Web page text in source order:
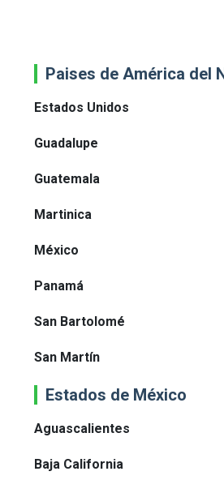
Paises de América del
Estados Unidos
Guadalupe
Guatemala
Martinica
México
Panamá
San Bartolomé
San Martín
Estados de México
Aguascalientes
Baja California